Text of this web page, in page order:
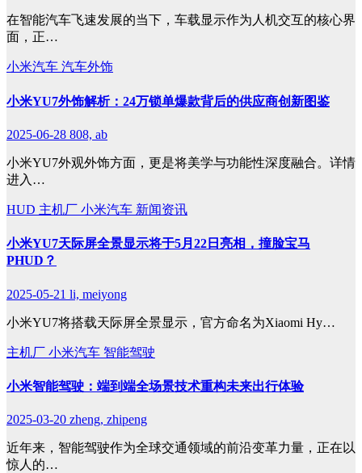
在智能汽车飞速发展的当下，车载显示作为人机交互的核心界
面，正…
小米汽车 汽车外饰
小米YU7外饰解析：24万锁单爆款背后的供应商创新图鉴
2025-06-28 808, ab
小米YU7外观外饰方面，更是将美学与功能性深度融合。详情
进入…
HUD 主机厂 小米汽车 新闻资讯
小米YU7天际屏全景显示将于5月22日亮相，撞脸宝马
PHUD？
2025-05-21 li, meiyong
小米YU7将搭载天际屏全景显示，官方命名为Xiaomi Hy…
主机厂 小米汽车 智能驾驶
小米智能驾驶：端到端全场景技术重构未来出行体验
2025-03-20 zheng, zhipeng
近年来，智能驾驶作为全球交通领域的前沿变革力量，正在以
惊人的…